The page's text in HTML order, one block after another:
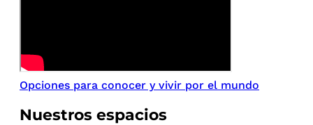
Opciones para conocer y vivir por el mundo
Nuestros espacios